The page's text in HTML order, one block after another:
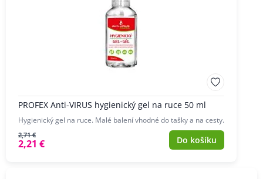
PROFEX Anti-VIRUS hygienický gel na ruce 50 ml
Hygienický gel na ruce. Malé balení vhodné do tašky a na cesty.
2,71 €
2,21 € Do košíku